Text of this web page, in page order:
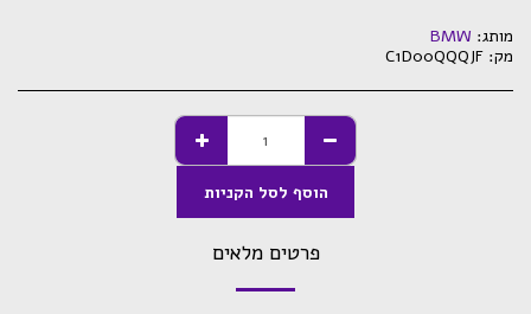
מותג: BMW
מק: C1D00QQQJF
הוסף לסל הקניות
פרטים מלאים